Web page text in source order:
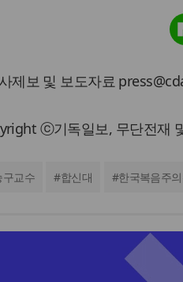
제보 및 보도자료
ⓒ기독일보, 무단전재
구교수 #합신대 #한국복음주